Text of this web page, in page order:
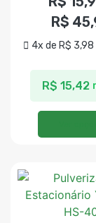
R$
4x de R$ 3,98
R$ 15,42